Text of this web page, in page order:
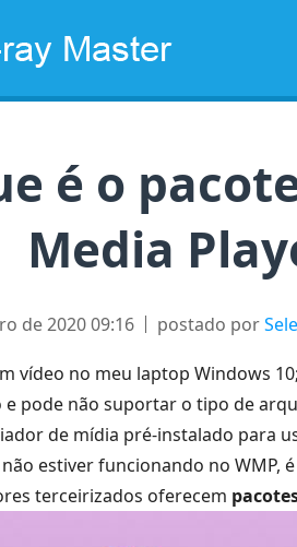
é o
Media
de 2020 09:16 postado por
vídeo no meu laptop Windows
pode não suportar o tipo de
de mídia pré-instalado para
não estiver funcionando no
terceirizados oferecem